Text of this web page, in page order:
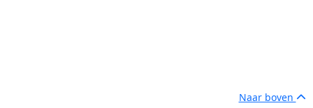
Naar boven